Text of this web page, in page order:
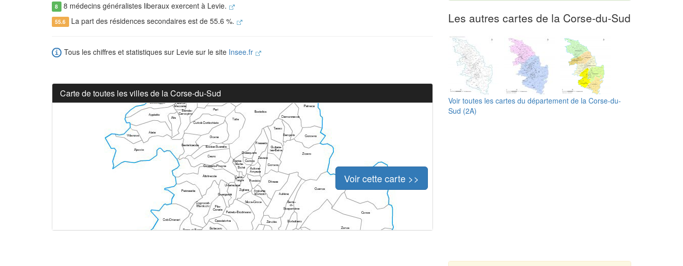
8 8 médecins généralistes liberaux exercent à Levie.
55.6 La part des résidences secondaires est de 55.6 %.
Tous les chiffres et statistiques sur Levie sur le site Insee.fr
Carte de toutes les villes de la Corse-du-Sud
Voir cette carte >>
Les autres cartes de la Corse-du-Sud
Voir toutes les cartes du département de la Corse-du-
Sud (2A)